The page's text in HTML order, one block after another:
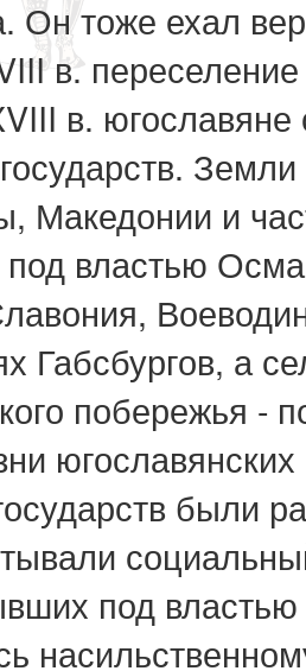
Он тоже ехал
в.
в. югославяне
Македонии и
под властью
Габсбургов, а
побережья -
были
под